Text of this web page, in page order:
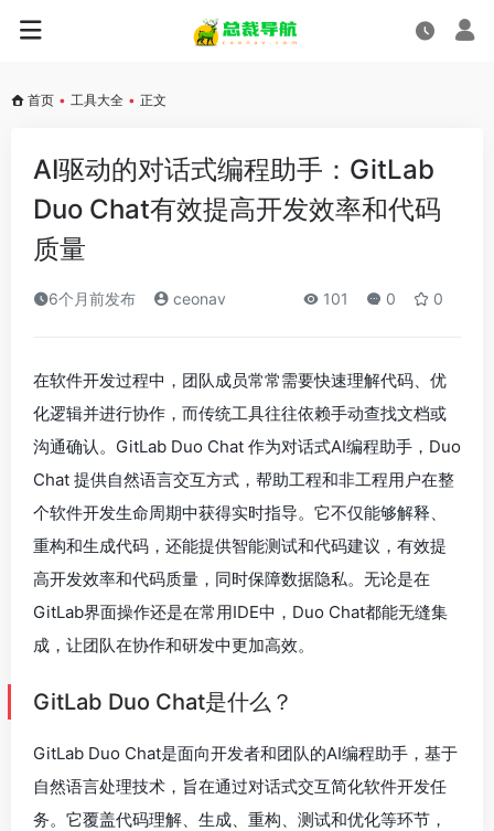
首页 • 工具大全 • 正文
AI驱动的对话式编程助手：GitLab
Duo Chat有效提高开发效率和代码
质量
6个月前发布 ceonav 101 0 0
在软件开发过程中，团队成员常常需要快速理解代码、优
化逻辑并进行协作，而传统工具往往依赖手动查找文档或
沟通确认。GitLab Duo Chat 作为对话式AI编程助手，Duo
Chat 提供自然语言交互方式，帮助工程和非工程用户在整
个软件开发生命周期中获得实时指导。它不仅能够解释、
重构和生成代码，还能提供智能测试和代码建议，有效提
高开发效率和代码质量，同时保障数据隐私。无论是在
GitLab界面操作还是在常用IDE中，Duo Chat都能无缝集
成，让团队在协作和研发中更加高效。
GitLab Duo Chat是什么？
GitLab Duo Chat是面向开发者和团队的AI编程助手，基于
自然语言处理技术，旨在通过对话式交互简化软件开发任
务。它覆盖代码理解、生成、重构、测试和优化等环节，